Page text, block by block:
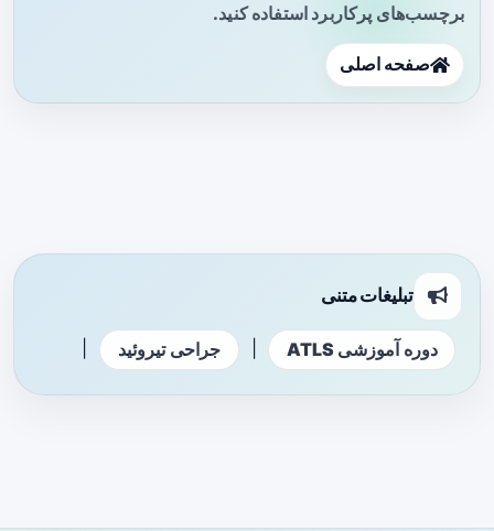
برچسب‌های پرکاربرد استفاده کنید.
صفحه اصلی
تبلیغات متنی
دوره آموزشی ATLS جراحی تیروئید